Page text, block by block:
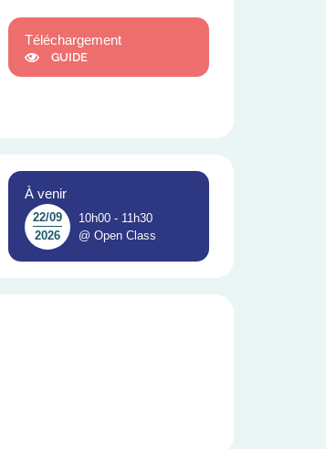
Téléchargement
GUIDE
À venir
22/09
2026
10h00 - 11h30
@ Open Class